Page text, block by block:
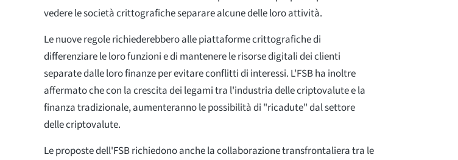
vedere le società crittografiche separare alcune delle loro attività.
Le nuove regole richiederebbero alle piattaforme crittografiche di
differenziare le loro funzioni e di mantenere le risorse digitali dei clienti
separate dalle loro finanze per evitare conflitti di interessi. L'FSB ha inoltre
affermato che con la crescita dei legami tra l'industria delle criptovalute e la
finanza tradizionale, aumenteranno le possibilità di "ricadute" dal settore
delle criptovalute.
Le proposte dell'FSB richiedono anche la collaborazione transfrontaliera tra le